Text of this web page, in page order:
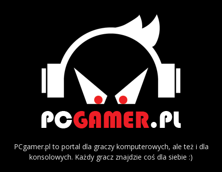
PCgamer.pl to portal dla graczy komputerowych, ale też i dla
konsolowych. Każdy gracz znajdzie coś dla siebie :)